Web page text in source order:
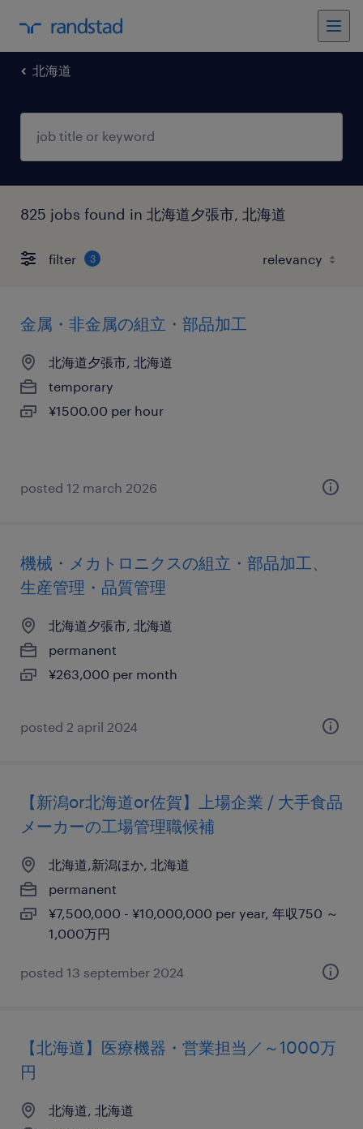
北海道
825 jobs found in 北海道夕張市, 北海道
filter 3
金属・非金属の組立・部品加工
北海道夕張市, 北海道
temporary
¥1500.00 per hour
posted 12 march 2026
機械・メカトロニクスの組立・部品加工、
生産管理・品質管理
北海道夕張市, 北海道
permanent
¥263,000 per month
posted 2 april 2024
【新潟or北海道or佐賀】上場企業 / 大手食品
メーカーの工場管理職候補
北海道,新潟ほか, 北海道
permanent
¥7,500,000 - ¥10,000,000 per year, 年収750 ～
1,000万円
posted 13 september 2024
【北海道】医療機器・営業担当／～1000万
円
北海道, 北海道